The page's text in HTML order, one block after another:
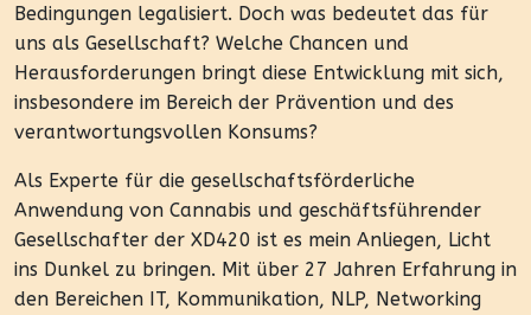
Bedingungen legalisiert. Doch was bedeutet das für
uns als Gesellschaft? Welche Chancen und
Herausforderungen bringt diese Entwicklung mit sich,
insbesondere im Bereich der Prävention und des
verantwortungsvollen Konsums?
Als Experte für die gesellschaftsförderliche
Anwendung von Cannabis und geschäftsführender
Gesellschafter der XD420 ist es mein Anliegen, Licht
ins Dunkel zu bringen. Mit über 27 Jahren Erfahrung in
den Bereichen IT, Kommunikation, NLP, Networking